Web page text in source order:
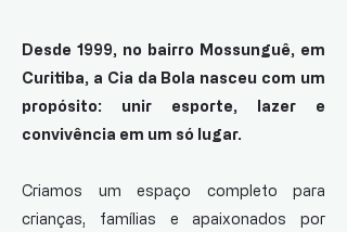
Desde 1999, no bairro Mossunguê, em
Curitiba, a Cia da Bola nasceu com um
propósito: unir esporte, lazer e
convivência em um só lugar.
Criamos um espaço completo para
crianças, famílias e apaixonados por